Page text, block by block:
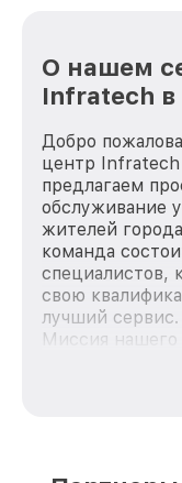
О нашем
Infratech в
Добро
центр
предлагаем
обслуживание
жителей
команда
специалистов,
свою
лучший сервис.
Миссия нашего
качественный
каждого